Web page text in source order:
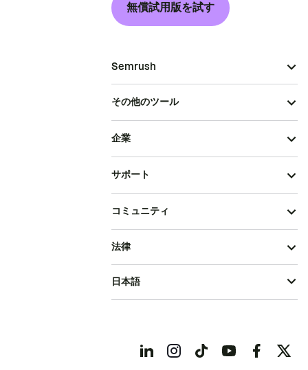
無償試用版を試す
Semrush
その他のツール
企業
サポート
コミュニティ
法律
日本語